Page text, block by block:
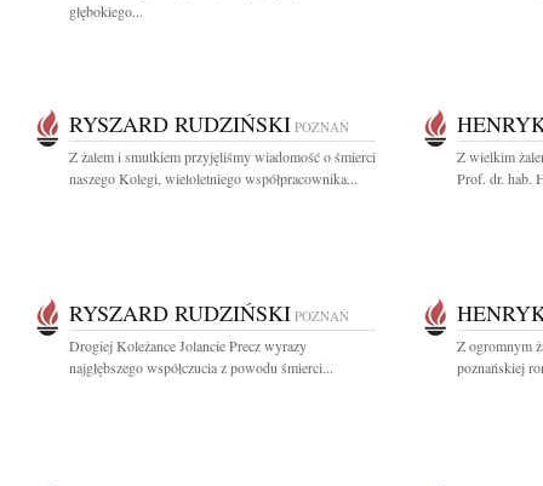
głębokiego...
RYSZARD RUDZIŃSKI POZNAŃ
Z żalem i smutkiem przyjęliśmy wiadomość o śmierci
naszego Kolegi, wieloletniego współpracownika...
Z wielkim
Prof. dr. hab.
RYSZARD RUDZIŃSKI POZNAŃ
Drogiej Koleżance Jolancie Precz wyrazy
najgłębszego współczucia z powodu śmierci...
Z ogromnym
poznańskiej